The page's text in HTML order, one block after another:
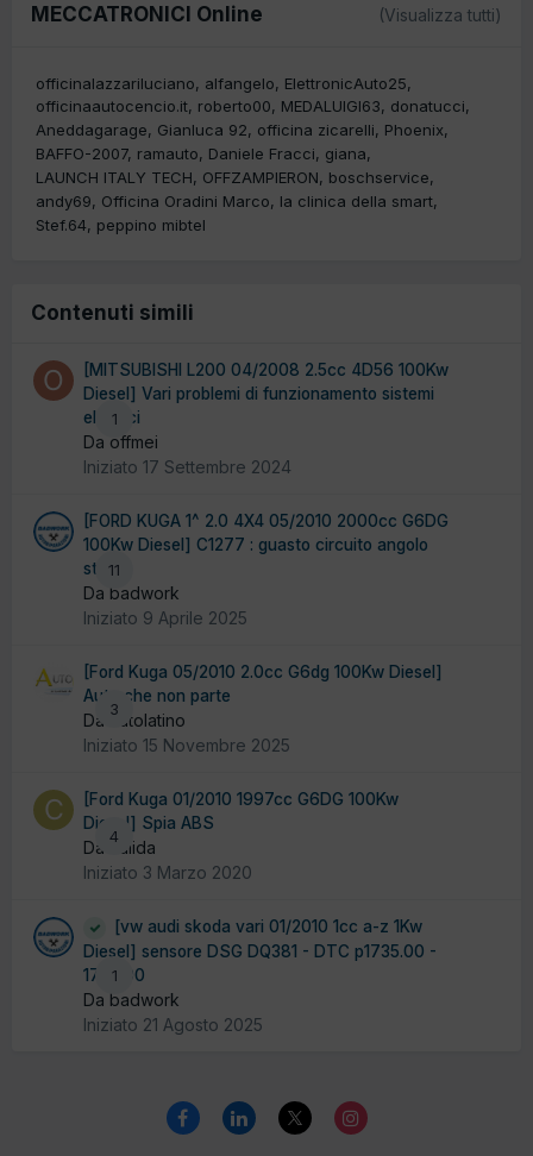
MECCATRONICI Online (Visualizza tutti)
officinalazzariluciano alfangelo
ElettronicAuto25
officinaautocencio.it roberto00 MEDALUIGI63
donatucci
Aneddagarage
Gianluca 92 officina zicarelli
Phoenix
BAFFO-2007 ramauto Daniele Fracci
giana
LAUNCH ITALY TECH
OFFZAMPIERON
boschservice
andy69
Officina Oradini Marco
la clinica della smart
Stef.64
peppino mibtel
Contenuti simili
1
[MITSUBISHI L200 04/2008 2.5cc 4D56 100Kw
Diesel] Vari problemi di funzionamento sistemi
elettrici
Da offmei
Iniziato 17 Settembre 2024
11
[FORD KUGA 1^ 2.0 4X4 05/2010 2000cc G6DG
100Kw Diesel] C1277 : guasto circuito angolo
sterza
Da badwork
Iniziato 9 Aprile 2025
3
[Ford Kuga 05/2010 2.0cc G6dg 100Kw Diesel]
Auto che non parte
Da autolatino
Iniziato 15 Novembre 2025
4
[Ford Kuga 01/2010 1997cc G6DG 100Kw
Diesel] Spia ABS
Da calida
Iniziato 3 Marzo 2020
1
[vw audi skoda vari 01/2010 1cc a-z 1Kw
Diesel] sensore DSG DQ381 - DTC p1735.00 -
1736.00
Da badwork
Iniziato 21 Agosto 2025